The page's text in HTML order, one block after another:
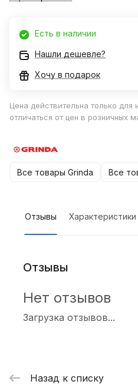
Есть в наличии
Нашли дешевле?
Хочу в подарок
Цена действительна только
отличаться от цен в розничных
Все товары Grinda Все
Отзывы Характеристики
Отзывы
Загрузка отзывов...
Нет отзывов
Назад к списку